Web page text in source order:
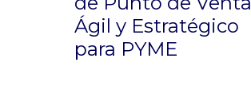
Ágil y Estratégico
para PYME